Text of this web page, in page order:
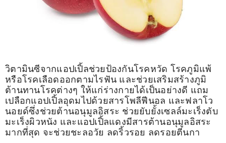
วิตามินซีจากแอปเปิ้ลช่วยป้องกันโรคหวัด โรคภูมิแพ้
หรือโรคเลือดออกตามไรฟัน และช่วยเสริมสร้างภูมิ
ต้านทานโรคต่างๆ ให้แก่ร่างกายได้เป็นอย่างดี แถม
เปลือกแอปเปิ้ลอุดมไปด้วยสารโพลีฟีนอล และฟลาโว
นอยด์ซึ่งช่วยต้านอนุมูลอิสระ ช่วยยับยั้งเซลล์มะเร็งตับ
มะเร็งผิวหนัง และแอปเปิ้ลแดงมีสารต้านอนุมูลอิสระ
มากที่สุด จะช่วยชะลอวัย ลดริ้วรอย ลดรอยตีนกา